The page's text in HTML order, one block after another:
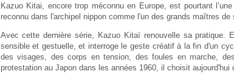
Kazuo Kitai, encore trop méconnu en Europe, est pourtant
reconnu dans l'archipel nippon comme l'un des grands maîtres de
Avec cette dernière série, Kazuo Kitaï renouvelle sa pratique.
sensible et gestuelle, et interroge le geste créatif à la fin d'un
des visages, des corps en tension, des foules en marche,
protestation au Japon dans les années 1960, il choisit